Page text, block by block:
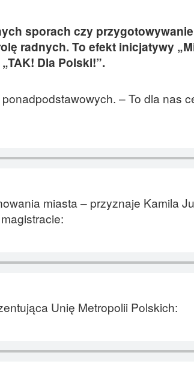
sporach czy
radnych. To efekt inicjatywy
Dla Polski!”.
– To dla nas
miasta – przyznaje Kamila
Unię Metropolii Polskich: